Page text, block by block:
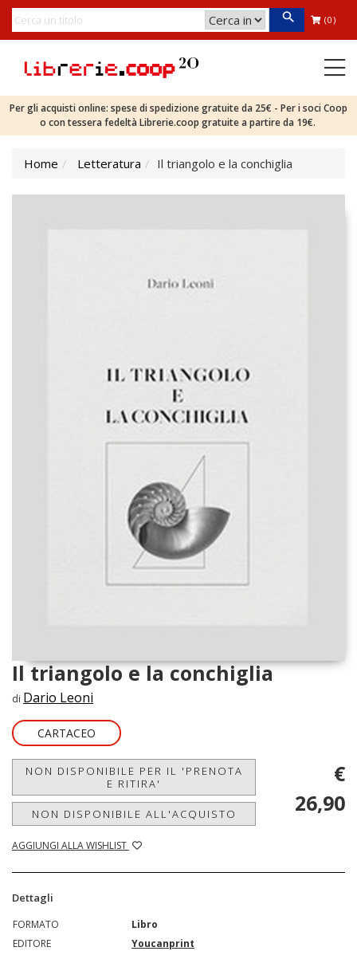
(0)
Per gli acquisti online: spese di spedizione gratuite da 25€ - Per i soci Coop
o con tessera fedeltà Librerie.coop gratuite a partire da 19€.
Home Letteratura Il triangolo e la conchiglia
Il triangolo e la conchiglia
di Dario Leoni
CARTACEO
NON DISPONIBILE PER IL 'PRENOTA
E RITIRA'
NON DISPONIBILE ALL'ACQUISTO
AGGIUNGI ALLA WISHLIST
€
26,90
Dettagli
FORMATO
Libro
EDITORE
Youcanprint